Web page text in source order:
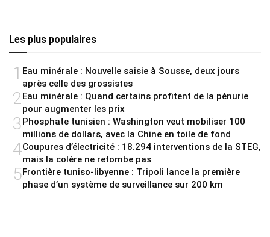
Les plus populaires
1 Eau minérale : Nouvelle saisie à Sousse, deux jours
après celle des grossistes
2 Eau minérale : Quand certains profitent de la pénurie
pour augmenter les prix
3 Phosphate tunisien : Washington veut mobiliser 100
millions de dollars, avec la Chine en toile de fond
4Coupures d’électricité : 18.294 interventions de la STEG,
mais la colère ne retombe pas
5Frontière tuniso-libyenne : Tripoli lance la première
phase d’un système de surveillance sur 200 km